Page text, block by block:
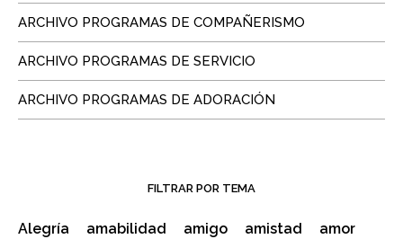
ARCHIVO PROGRAMAS DE COMPAÑERISMO
ARCHIVO PROGRAMAS DE SERVICIO
ARCHIVO PROGRAMAS DE ADORACIÓN
FILTRAR POR TEMA
Alegría amabilidad amigo amistad
amor